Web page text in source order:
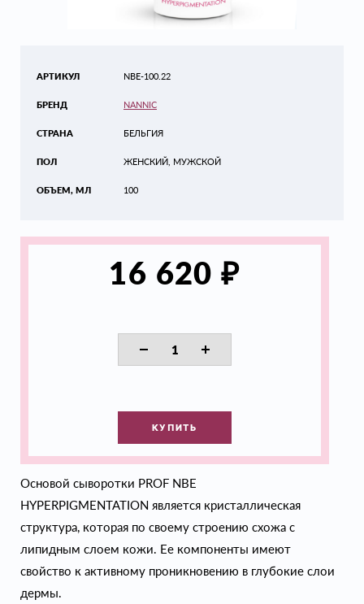
АРТИКУЛ
БРЕНД
СТРАНА
ПОЛ
ОБЪЕМ, МЛ
NBE-100.22
NANNIC
БЕЛЬГИЯ
ЖЕНСКИЙ, МУЖСКОЙ
100
16 620₽
КУПИТЬ
Основой сыворотки PROF NBE
HYPERPIGMENTATION является кристаллическая
структура, которая по своему строению схожа с
липидным слоем кожи. Ее компоненты имеют
свойство к активному проникновению в глубокие слои
дермы.